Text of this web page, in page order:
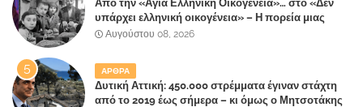
Από την «Αγία Ελληνική Οικογένεια»… στο «Δεν
υπάρχει ελληνική οικογένεια» – Η πορεία μιας
κοινωνίας που κινδυνεύει να ξεχάσει ποια είναι
Αυγούστου 08, 2026
ΑΡΘΡΑ
Δυτική Αττική: 450.000 στρέμματα έγιναν στάχτη
από το 2019 έως σήμερα – κι όμως ο Μητσοτάκης